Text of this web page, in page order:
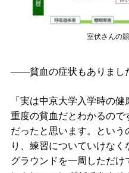
室伏さんの
――貧血の症状もありまし
「実は中京大学入学時の
重度の貧血だとわかるので
だったと思います。とい
り、練習についていけなく
グラウンドを一周しただけ